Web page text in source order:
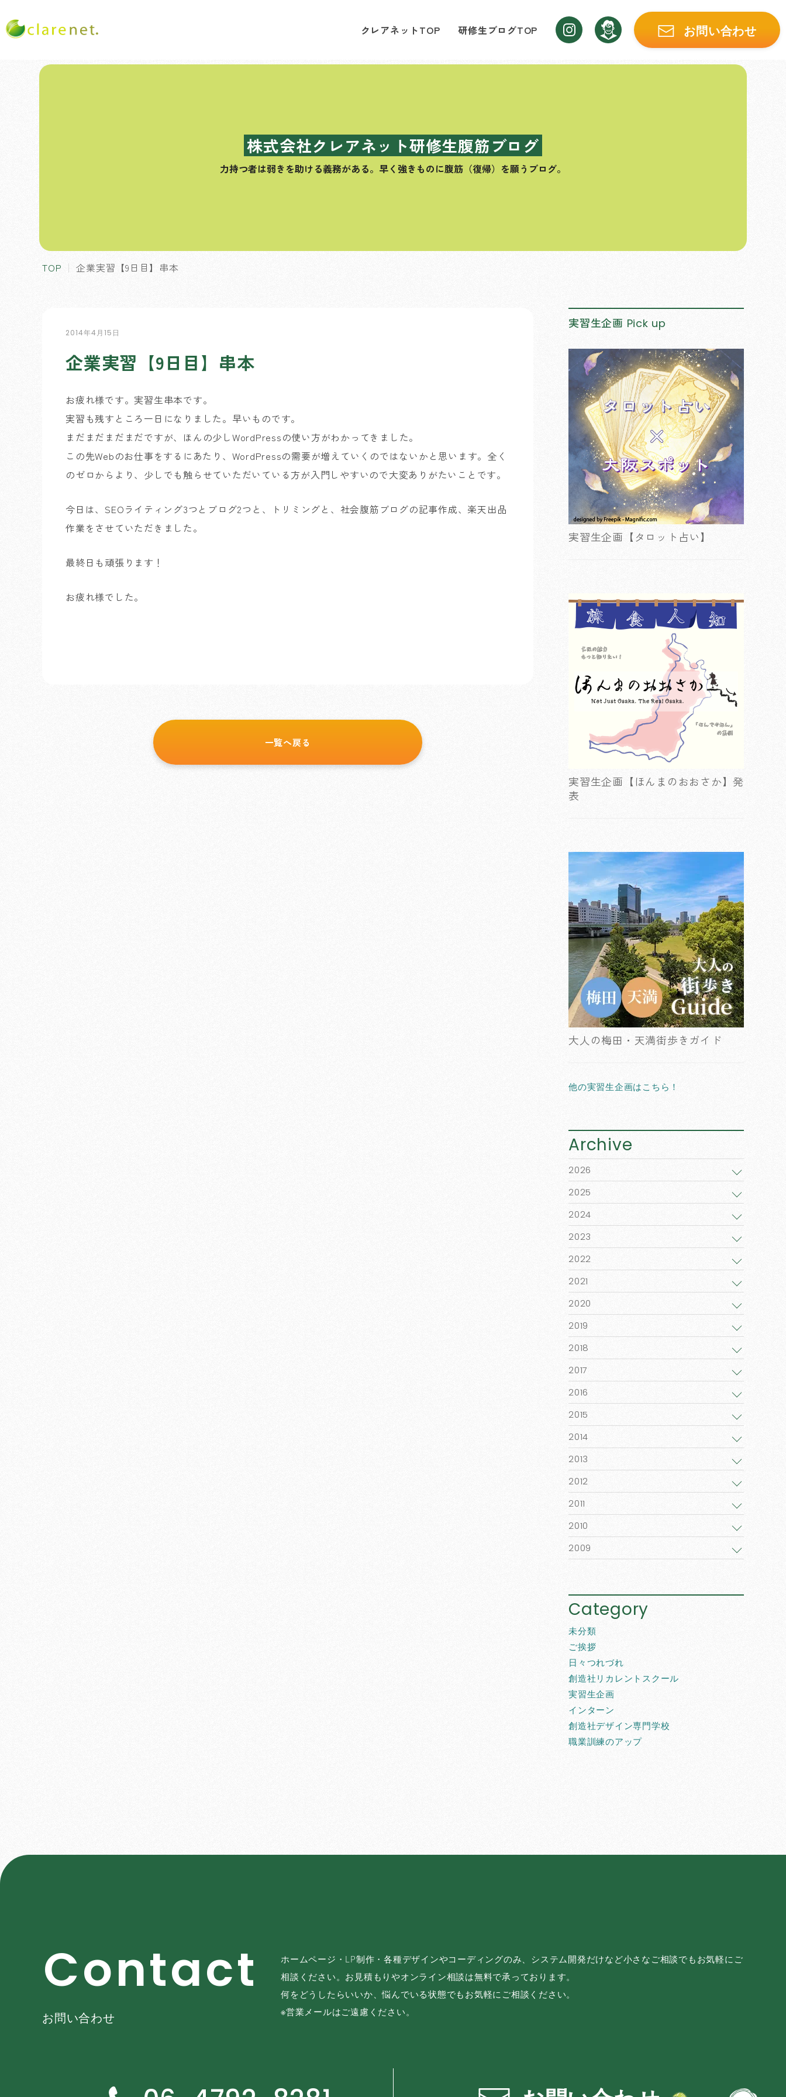
クレアネットTOP 研修生ブログTOP お問い合わせ
株式会社クレアネット研修生腹筋ブログ
力持つ者は弱きを助ける義務がある。 早く強きものに腹筋（復帰）を願うブログ。
TOP 企業実習【9日目】串本
2014年4月15日
企業実習【9日目】串本
お疲れ様です。実習生串本です。
実習も残すところ一日になりました。早いものです。
まだまだまだまだですが、ほんの少しWordPressの使い方がわかってきました。
この先Webのお仕事をするにあたり、WordPressの需要が増えていくのではないかと思います。全く
のゼロからより、少しでも触らせていただいている方が入門しやすいので大変ありがたいことです。
今日は、SEOライティング3つとブログ2つと、トリミングと、社会腹筋ブログの記事作成、楽天出品
作業をさせていただきました。
最終日も頑張ります！
お疲れ様でした。
一覧へ戻る
実習生企画 Pick up
実習生企画【タロット占い】
実習生企画【ほんまのおおさか】発
表
大人の梅田・天満街歩きガイド
他の実習生企画はこちら！
Archive
2026
2025
2024
2023
2022
2021
2020
2019
2018
2017
2016
2015
2014
2013
2012
2011
2010
2009
Category
未分類
ご挨拶
日々つれづれ
創造社リカレントスクール
実習生企画
インターン
創造社デザイン専門学校
職業訓練のアップ
Contact
お問い合わせ
ホームページ・LP制作・各種デザインやコーディングのみ、システム開発だけなど小さなご相談でもお気軽にご
相談ください。お見積もりやオンライン相談は無料で承っております。
何をどうしたらいいか、悩んでいる状態でもお気軽にご相談ください。
※営業メールはご遠慮ください。